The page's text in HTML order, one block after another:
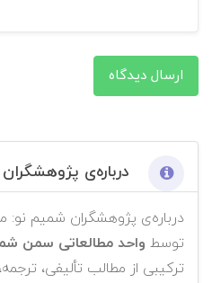
ارسال دیدگاه
درباره‌ی
درباره‌ی پژوهشگران شمیم
توسط واحد مطالعاتی سمن
ترکیبی از مطالب تألیفی،